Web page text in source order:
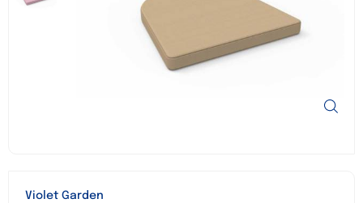
Violet Garden